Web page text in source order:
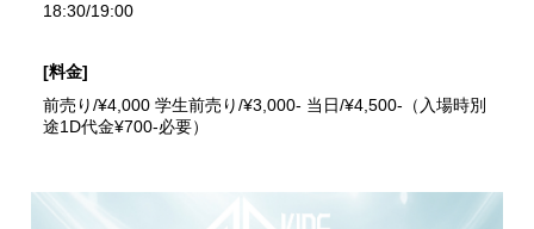
18:30/19:00
[料金]
前売り/¥4,000 学生前売り/¥3,000- 当日/¥4,500-（入場時別
途1D代金¥700-必要）